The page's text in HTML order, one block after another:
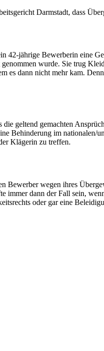
Darmstadt, dass
42-jährige Bewerberin eine
wurde. Sie trug
es dann nicht mehr kam.
die geltend gemachten
Behinderung im
Klägerin zu treffen.
Bewerber wegen ihres
immer dann der Fall sein,
oder gar eine